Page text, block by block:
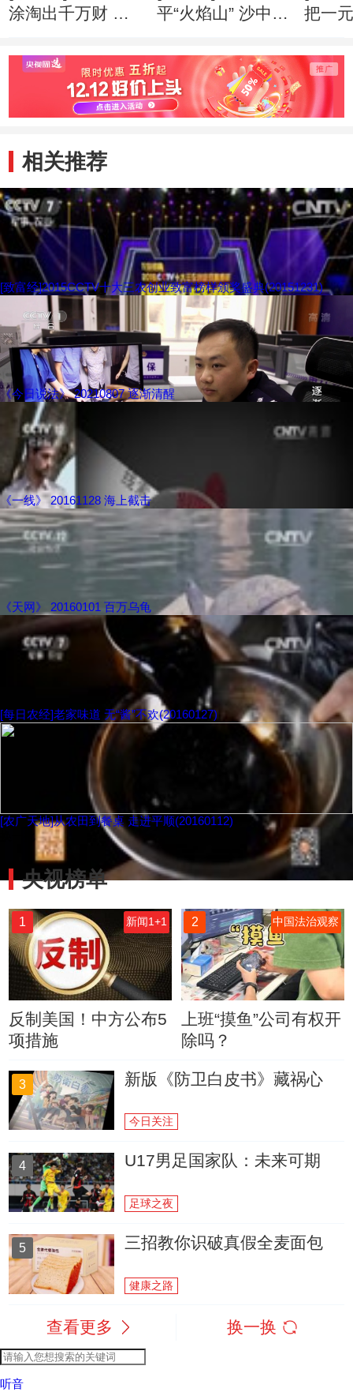
涂淘出千万财 创
平“火焰山” 沙中掘
得
把一
相关推荐
[致富经]2015CCTV十大三农创业致富榜样颁奖盛典(20151231)
《今日说法》 20210807 逐渐清醒
《一线》 20161128 海上截击
《天网》 20160101 百万乌龟
[每日农经]老家味道 无“酱”不欢(20160127)
[农广天地]从农田到餐桌 走进平顺(20160112)
央视榜单
1 新闻1+1
反制美国！中方公布5
项措施
2 中国法治观察
上班“摸鱼”公司有权开
除吗？
3 新版《防卫白皮书》藏祸心
今日关注
4 U17男足国家队：未来可期
足球之夜
5 三招教你识破真假全麦面包
健康之路
查看更多 换一换
听音